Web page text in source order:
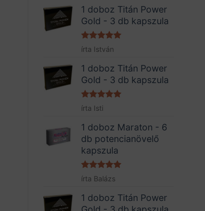
1 doboz Titán Power
Gold - 3 db kapszula
Értékelés:
/ 5
írta István
1 doboz Titán Power
Gold - 3 db kapszula
Értékelés:
/ 5
írta Isti
1 doboz Maraton - 6
db potencianövelő
kapszula
Értékelés:
/ 5
írta Balázs
1 doboz Titán Power